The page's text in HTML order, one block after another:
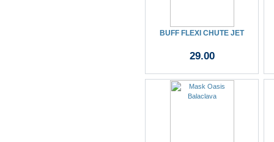
BUFF FLEXI CHUTE JET
29.00